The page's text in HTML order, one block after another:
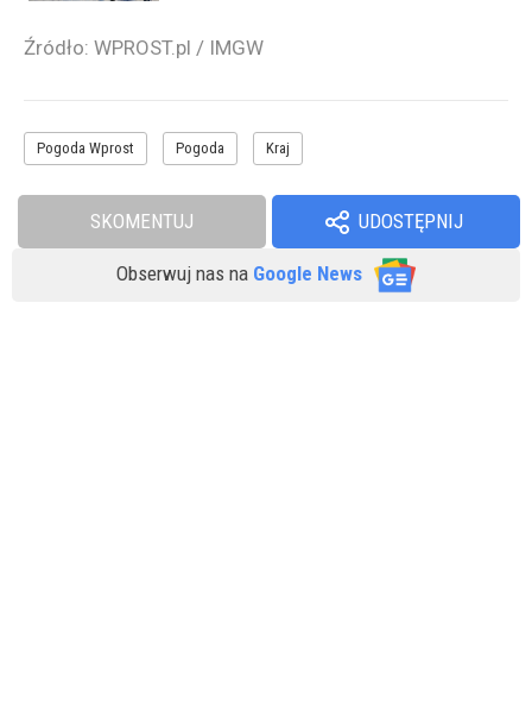
Źródło: WPROST.pl / IMGW
Pogoda Wprost Pogoda Kraj
SKOMENTUJ
Obserwuj nas na Google News